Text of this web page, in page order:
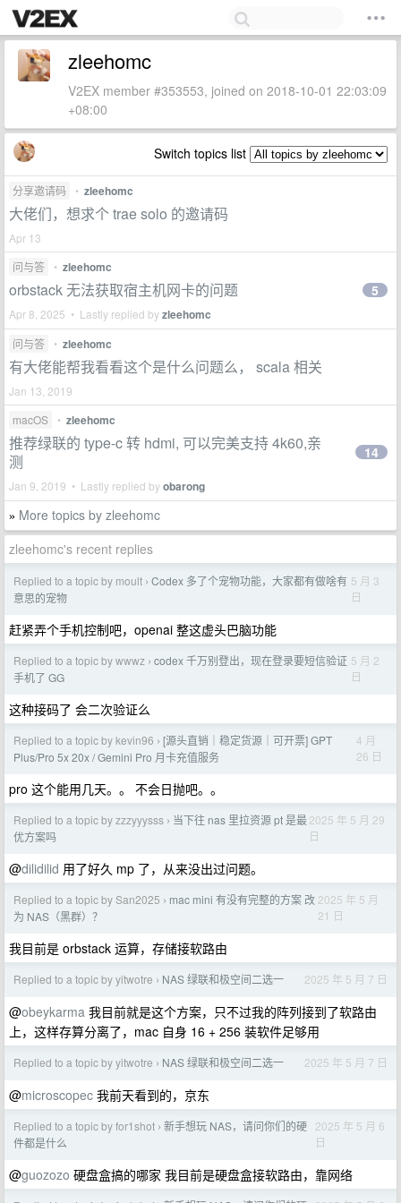
zleehomc
V2EX member #353553, joined on 2018-10-01 22:03:09
+08:00
Switch topics list
分享邀请码 • zleehomc
大佬们，想求个 trae solo 的邀请码
Apr 13
问与答
• zleehomc
orbstack 无法获取宿主机网卡的问题
Apr 8, 2025 • Lastly replied byzleehomc
5
问与答 • zleehomc
有大佬能帮我看看这个是什么问题么， scala 相关
Jan 13, 2019
macOS
• zleehomc
推荐绿联的 type-c 转 hdmi, 可以完美支持 4k60,亲
测
Jan 9, 2019 • Lastly replied byobarong
14
» More topics by zleehomc
zleehomc's recent replies
Replied to a topic by moult › Codex 多了个宠物功能，大家都有做啥有
意思的宠物
5 月 3
日
赶紧弄个手机控制吧，openai 整这虚头巴脑功能
Replied to a topic by wwwz › codex 千万别登出，现在登录要短信验证
手机了 GG
5 月 2
日
这种接码了 会二次验证么
Replied to a topic by kevin96 › [源头直销｜稳定货源｜可开票] GPT
Plus/Pro 5x 20x / Gemini Pro 月卡充值服务
4 月
26 日
pro 这个能用几天。。 不会日抛吧。。
Replied to a topic by zzzyyysss › 当下往 nas 里拉资源 pt 是最
优方案吗
2025 年 5 月 29
日
@dilidilid 用了好久 mp 了，从来没出过问题。
Replied to a topic by San2025 › mac mini 有没有完整的方案 改
为 NAS（黑群）？
2025 年 5 月
21 日
我目前是 orbstack 运算，存储接软路由
Replied to a topic by yitwotre › NAS 绿联和极空间二选一 2025 年 5 月 7 日
@obeykarma 我目前就是这个方案，只不过我的阵列接到了软路由
上，这样存算分离了，mac 自身 16 + 256 装软件足够用
Replied to a topic by yitwotre › NAS 绿联和极空间二选一 2025 年 5 月 7 日
@microscopec 我前天看到的，京东
Replied to a topic by for1shot › 新手想玩 NAS，请问你们的硬
件都是什么
2025 年 5 月 6
日
@guozozo 硬盘盒搞的哪家 我目前是硬盘盒接软路由，靠网络